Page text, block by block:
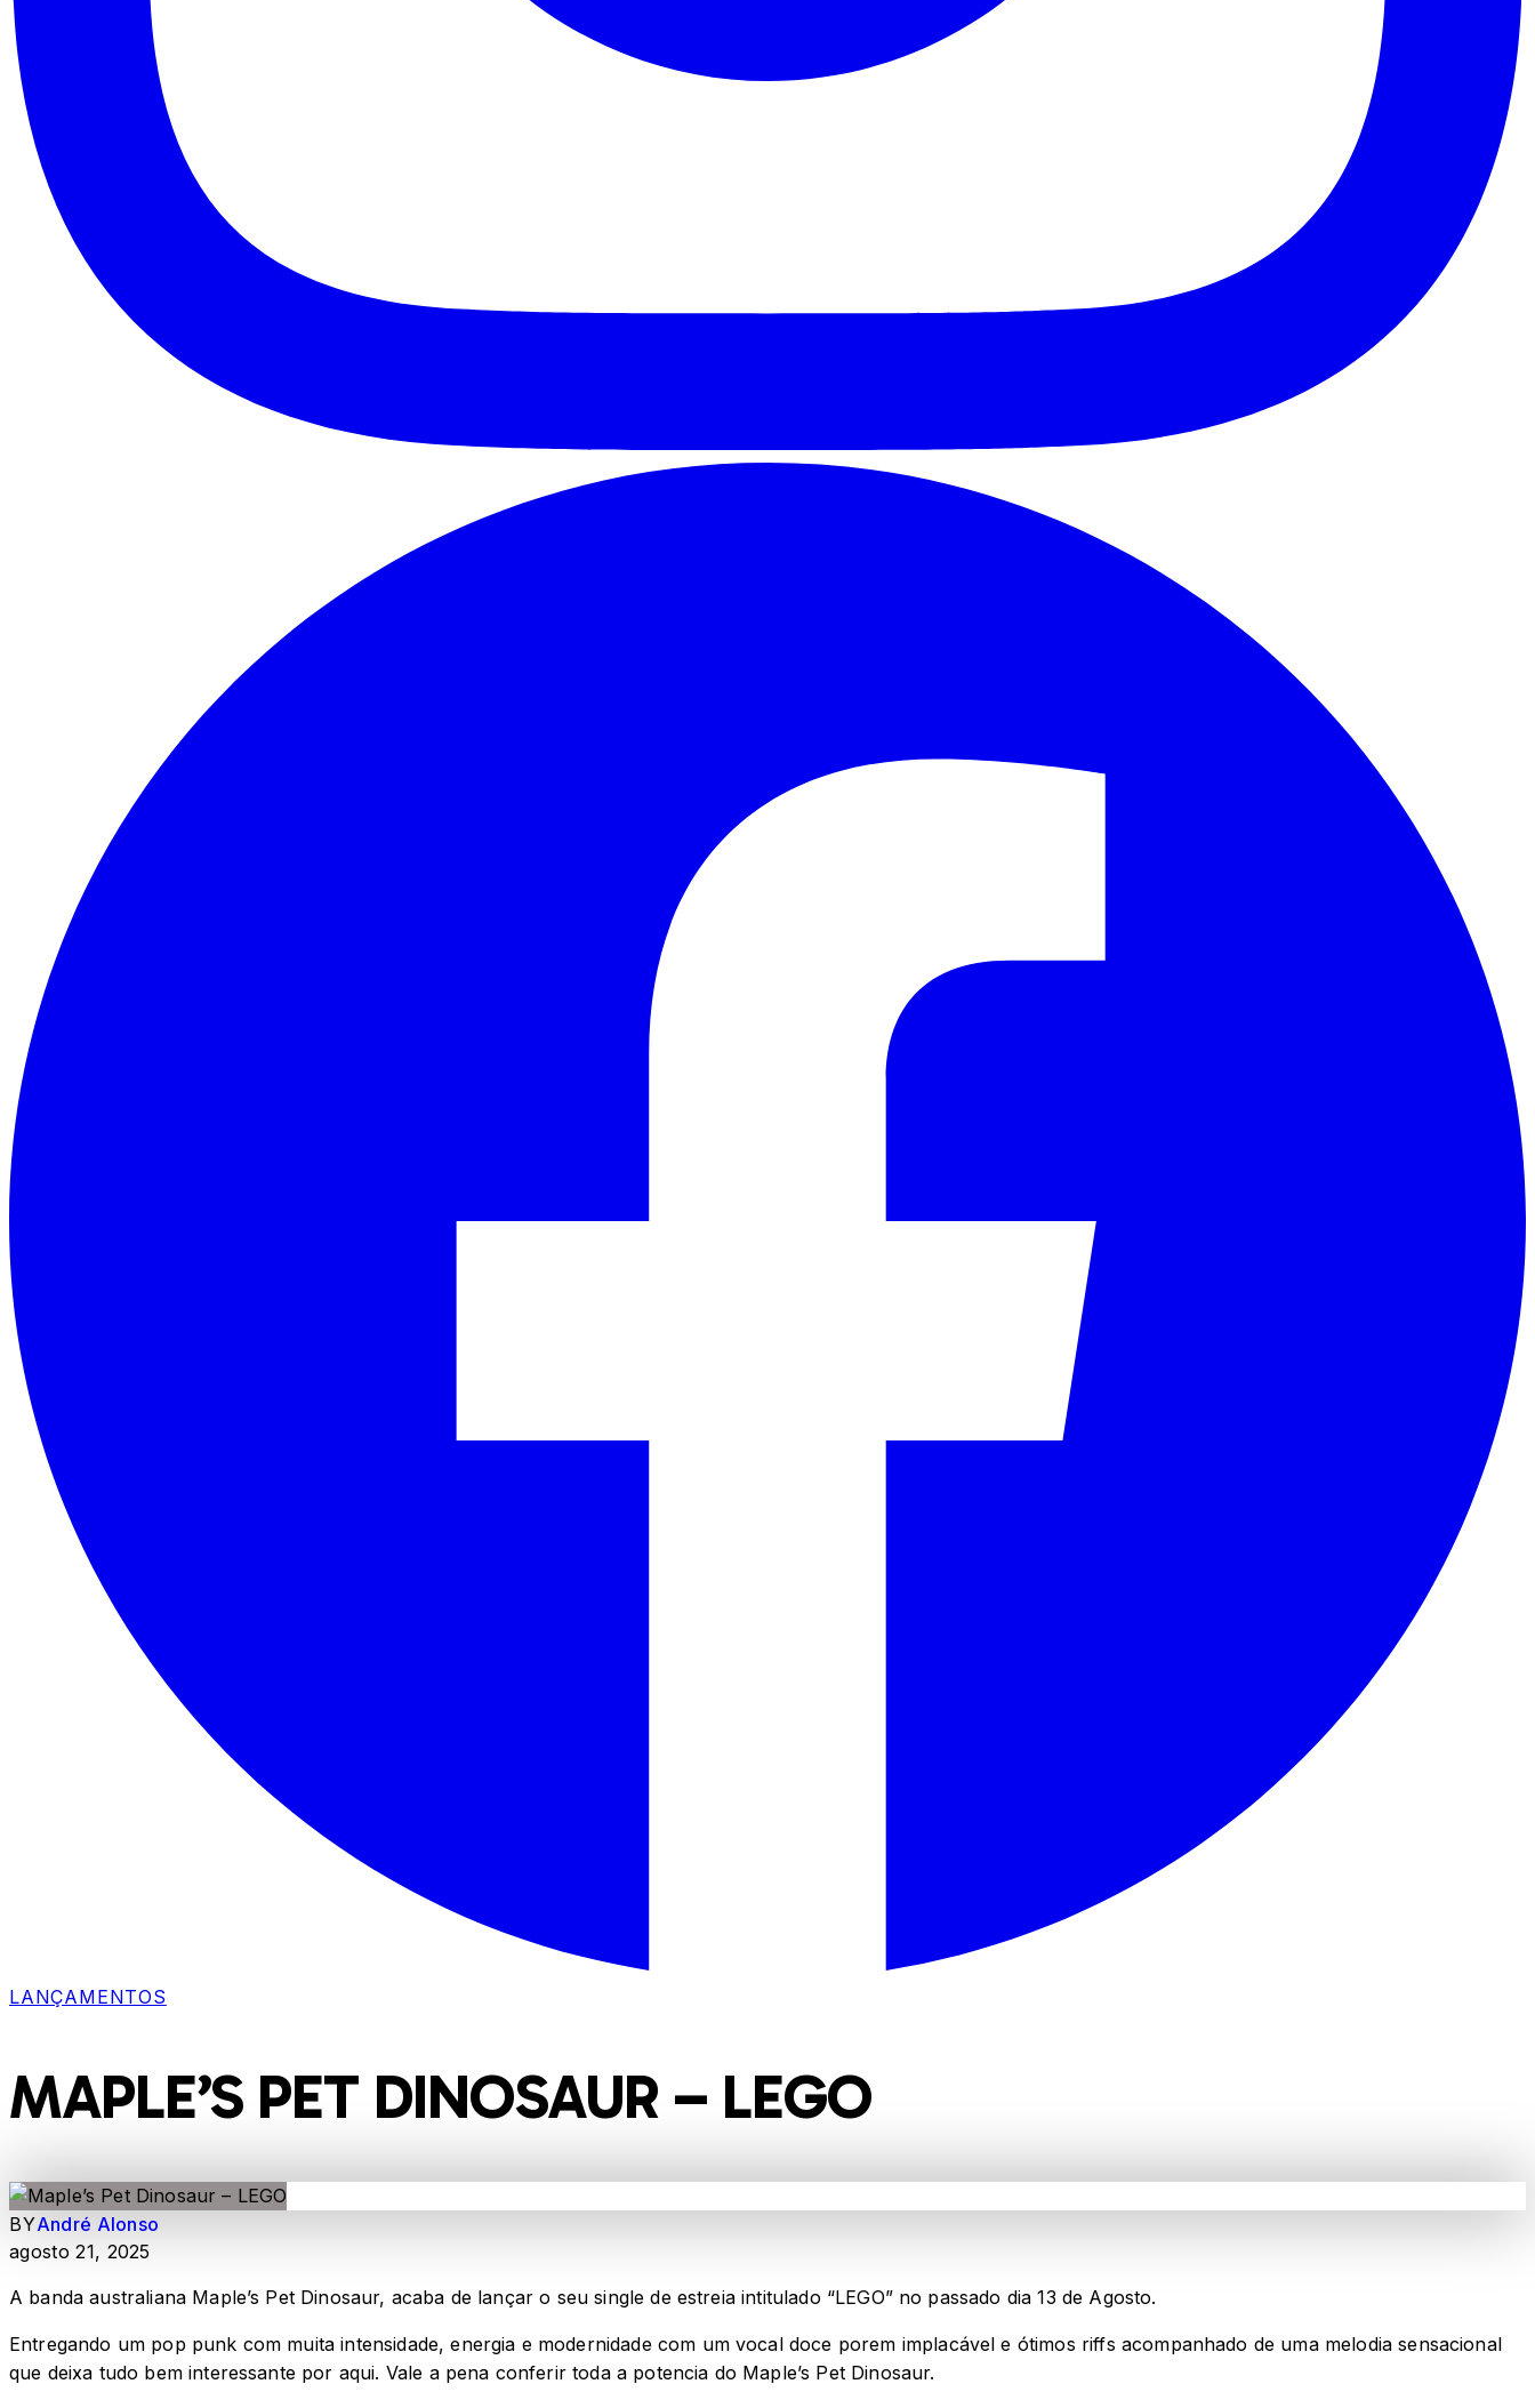
LANÇAMENTOS
MAPLE’S PET DINOSAUR – LEGO
BYAndré Alonso
agosto 21, 2025
A banda australiana Maple’s Pet Dinosaur, acaba de lançar o seu single de estreia intitulado “LEGO” no passado dia 13 de Agosto.
Entregando um pop punk com muita intensidade, energia e modernidade com um vocal doce porem implacável e ótimos riffs acompanhado de uma melodia sensacional
que deixa tudo bem interessante por aqui. Vale a pena conferir toda a potencia do Maple’s Pet Dinosaur.